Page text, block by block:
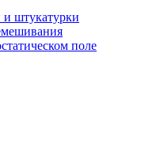
и штукатурки
поле